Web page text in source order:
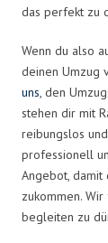
das perfekt zu
Wenn du also
deinen Umzug
uns, den
stehen dir mit
reibungslos
professionell
Angebot, damit
zukommen.
begleiten zu